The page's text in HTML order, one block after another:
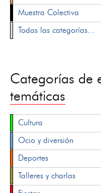
Muestra Colectiva
Todas las categorías...
Categorías de
temáticas
Cultura
Ocio y diversión
Deportes
Talleres y charlas